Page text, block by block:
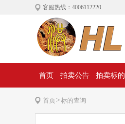
客服热线：4006112220
首页 拍卖公告 拍卖标的
首页>标的查询